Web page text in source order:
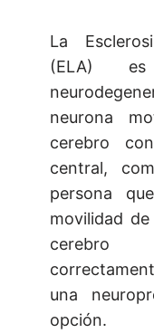
La
(ELA) es
neurona
cerebro
central,
persona
movilidad
cerebro
una
opción.